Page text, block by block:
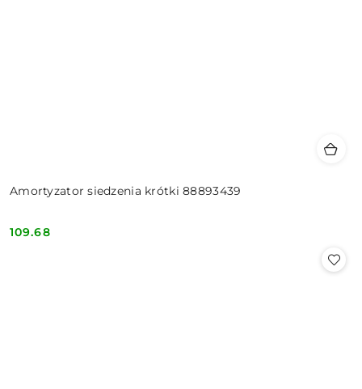
Amortyzator siedzenia krótki 88893439
Cena:
109.68